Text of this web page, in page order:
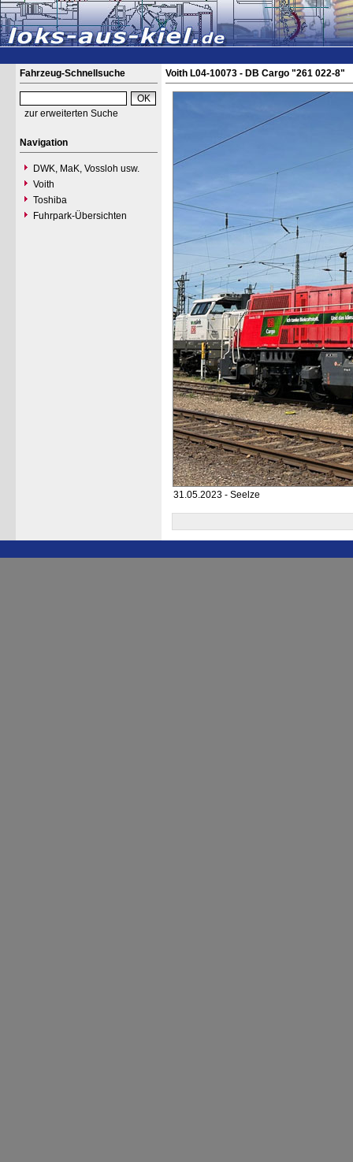
Fahrzeug-Schnellsuche
zur erweiterten Suche
Navigation
DWK, MaK, Vossloh usw.
Voith
Toshiba
Fuhrpark-Übersichten
Voith L04-10073 - DB Cargo "261 022-8"
31.05.2023 - Seelze